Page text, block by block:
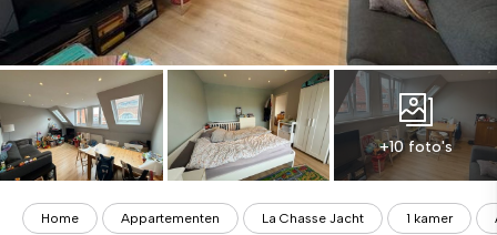
+10 foto's
Home Appartementen La Chasse Jacht 1 kamer